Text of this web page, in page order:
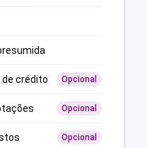
de crédito Opcional
Opcional
Opcional